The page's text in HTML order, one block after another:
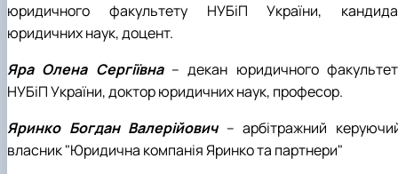
юридичного факультету НУБіП України,
юридичних наук, доцент.
Яра Олена Сергіївна– декан юридичного
НУБіП України, доктор юридичних наук, професор.
Яринко Богдан Валерійович– арбітражний
власник "Юридична компанія Яринко та партнери"